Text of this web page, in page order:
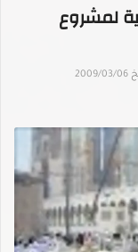
لمشروع
2009/03/06